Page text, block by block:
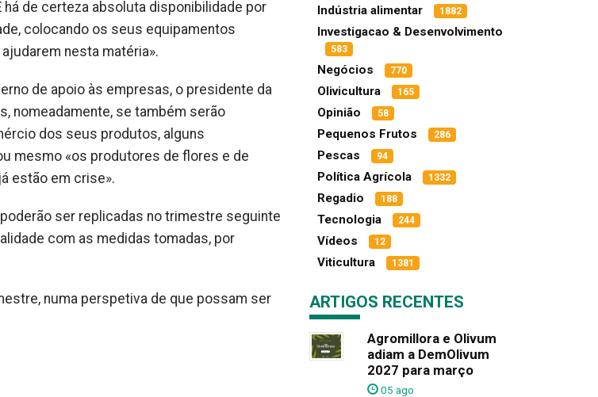
de certeza absoluta disponibilidade por
colocando os seus equipamentos
nesta matéria».
de apoio às empresas, o presidente da
nomeadamente, se também serão
dos seus produtos, alguns
mesmo «os produtores de flores e de
estão em crise».
ser replicadas no trimestre seguinte
com as medidas tomadas, por
numa perspetiva de que possam ser
Indústria alimentar 1882
Investigacao & Desenvolvimento
583
Negócios 770
Olivicultura 165
Opinião 58
Pequenos Frutos 286
Pescas 94
Política Agrícola 1332
Regadio 188
Tecnologia 244
Vídeos 12
Viticultura 1381
ARTIGOS RECENTES
Agromillora e Olivum
adiam a DemOlivum
2027 para março
05 ago